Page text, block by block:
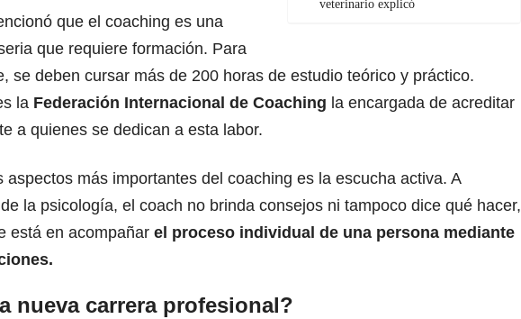
veterinario explicó
que el coaching es una
que requiere formación. Para
se deben cursar más de 200 horas de estudio teórico y práctico.
la Federación Internacional de Coaching la encargada de acreditar
a quienes se dedican a esta labor.
aspectos más importantes del coaching es la escucha activa. A
la psicología, el coach no brinda consejos ni tampoco dice qué hacer,
está en acompañar el proceso individual de una persona mediante
nueva carrera profesional?